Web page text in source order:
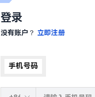
登录
没有账户？ 立即注册
手机号码